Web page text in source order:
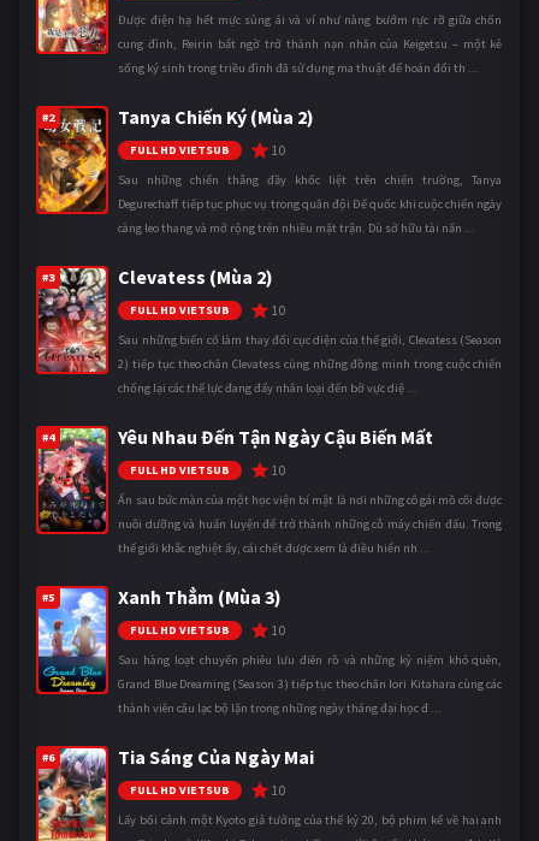
Được điện hạ hết mực sủng ái và ví như nàng bướm rực rỡ giữa chốn
cung đình, Reirin bất ngờ trở thành nạn nhân của Keigetsu – một kẻ
sống ký sinh trong triều đình đã sử dụng ma thuật để hoán đổi th ...
#2 Tanya Chiến Ký (Mùa 2)
FULL HD VIETSUB 10
Sau những chiến thắng đầy khốc liệt trên chiến trường, Tanya
Degurechaff tiếp tục phục vụ trong quân đội Đế quốc khi cuộc chiến ngày
càng leo thang và mở rộng trên nhiều mặt trận. Dù sở hữu tài năn ...
#3 Clevatess (Mùa 2)
FULL HD VIETSUB 10
Sau những biến cố làm thay đổi cục diện của thế giới, Clevatess (Season
2) tiếp tục theo chân Clevatess cùng những đồng minh trong cuộc chiến
chống lại các thế lực đang đẩy nhân loại đến bờ vực diệ ...
#4 Yêu Nhau Đến Tận Ngày Cậu Biến Mất
FULL HD VIETSUB 10
Ẩn sau bức màn của một học viện bí mật là nơi những cô gái mồ côi được
nuôi dưỡng và huấn luyện để trở thành những cỗ máy chiến đấu. Trong
thế giới khắc nghiệt ấy, cái chết được xem là điều hiển nh ...
#5 Xanh Thẳm (Mùa 3)
FULL HD VIETSUB 10
Sau hàng loạt chuyến phiêu lưu điên rồ và những kỷ niệm khó quên,
Grand Blue Dreaming (Season 3) tiếp tục theo chân Iori Kitahara cùng các
thành viên câu lạc bộ lặn trong những ngày tháng đại học đ ...
#6 Tia Sáng Của Ngày Mai
FULL HD VIETSUB 10
Lấy bối cảnh một Kyoto giả tưởng của thế kỷ 20, bộ phim kể về hai anh